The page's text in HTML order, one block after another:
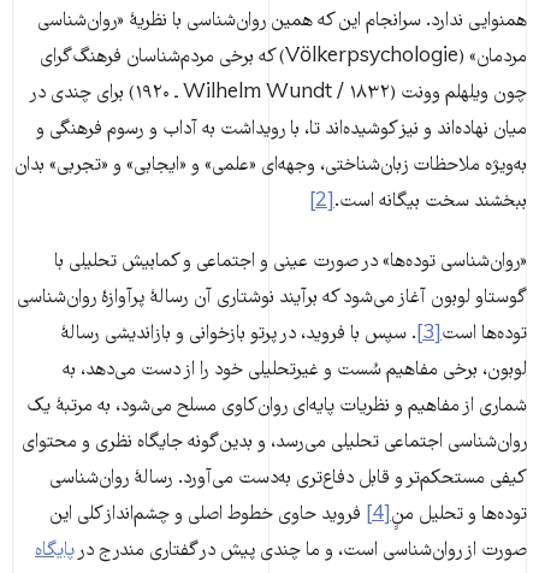
همنوایی ندارد. سرانجام این که همین روان‌شناسی با نظریۀ «روان‌شناسی
مردمان» (Völkerpsychologie) که برخی مردم‌شناسان فرهنگ‌گرای
چون ویلهلم وونت (Wilhelm Wundt / ۱۸۳۲ ـ ۱۹۲۰) برای چندی در
میان نهاده‌اند و نیز کوشیده‌اند تا، با رویداشت به آداب و رسوم فرهنگی و
به‌ویژه ملاحظات زبان‌شناختی، وجهه‌ای «علمی» و «ایجابی» و «تجربی» بدان
ببخشند سخت بیگانه است.[2]
«روان‌شناسی توده‌ها» در صورت عینی و اجتماعی و کمابیش تحلیلی با
گوستاو لوبون آغاز می‌شود که برآیند نوشتاری آن رسالۀ پرآوازۀ روان‌شناسی
توده‌ها است[3]
. سپس با فروید، در پرتو بازخوانی و بازاندیشی رسالۀ
لوبون، برخی مفاهیم سُست و غیرتحلیلی خود را از دست می‌دهد، به
شماری از مفاهیم و نظریات پایه‌ای روان‌کاوی مسلح می‌شود، به مرتبۀ یک
روان‌شناسی اجتماعی تحلیلی می‌رسد، و بدین‌گونه جایگاه نظری و محتوای
کیفی مستحکم‌تر و قابل دفاع‌تری به‌دست می‌آورد. رسالۀ روان‌شناسی
توده‌ها و تحلیل منِِ[4]
فروید حاوی خطوط اصلی و چشم‌انداز کلی این
صورت از روان‌شناسی است، و ما چندی پیش در گفتاری مندرج درپایگاه